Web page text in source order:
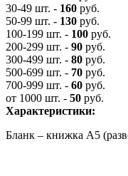
30-49 шт. - 160 руб.
50-99 шт. - 130 руб.
100-199 шт. - 100 руб.
200-299 шт. - 90 руб.
300-499 шт. - 80 руб.
500-699 шт. - 70 руб.
700-999 шт. - 60 руб.
от 1000 шт. - 50 руб.
Характеристики:
Бланк – книжка А5